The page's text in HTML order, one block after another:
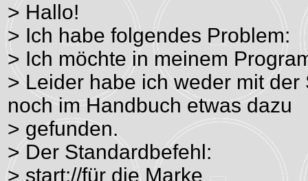
> Hallo!
> Ich habe folgendes Problem:
> Ich möchte in meinem
> Leider habe ich weder mit
noch im Handbuch etwas dazu
> gefunden.
> Der Standardbefehl:
> start://für die Marke